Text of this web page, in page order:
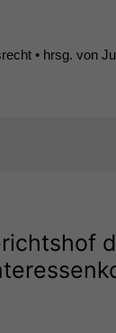
• hrsg. von